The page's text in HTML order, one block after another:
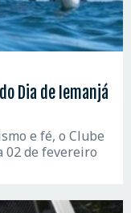
Dia de Iemanjá
e fé, o Clube
02 de fevereiro